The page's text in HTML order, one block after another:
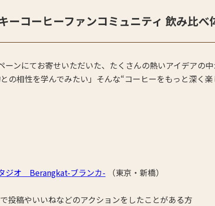
ーコーヒーファンコミュニティ 飲み比べ
ンにてお寄せいただいた、たくさんの熱いアイデアの中
の相性を学んでみたい」そんな“コーヒーをもっと深く
ジオ Berangkat-ブランカ- （東京・新橋）
投稿やいいねなどのアクションをしたことがある方